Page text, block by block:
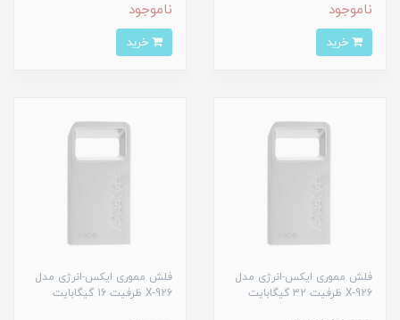
ناموجود ناموجود
فلش مموری ایکس-انرژی مدل
X-926 ظرفیت 32 گیگابایت
فلش مموری ایکس-انرژی مدل
X-926 ظرفیت 16 گیگابایت